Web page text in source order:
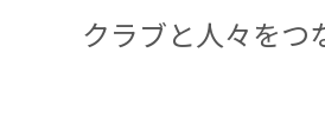
クラブと人々をつ